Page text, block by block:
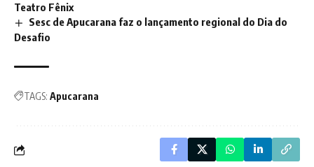
Teatro Fênix
Sesc de Apucarana faz o lançamento regional do Dia do
Desafio
TAGS: Apucarana